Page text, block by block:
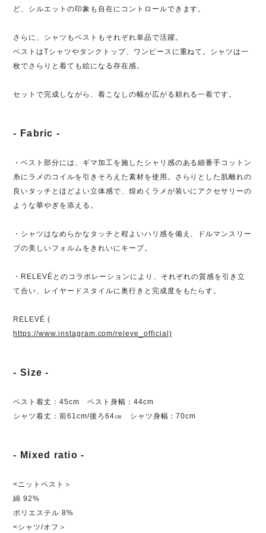
ど、シルエットの印象も自在にコントロールできます。
さらに、シャツもベストもそれぞれ単品で活躍。
ベストはTシャツやタンクトップ、ワンピースに重ねて。シャツは一
枚でさらりと着ても絵になる存在感。
セットで完成しながら、着こなしの幅が広がる頼れる一着です。
- Fabric -
・ベスト部分には、ギマ加工を施したシャリ感のある細番手コットン
糸にラメのコイルを引きそろえた素材を使用。さらりとした肌離れの
良いタッチとほどよい立体感で、煌めくラメが装いにアクセサリーの
ような華やぎを添える。
・シャツはなめらかなタッチと程よいハリ感を備え、ドルマンスリー
ブの美しいフォルムをきれいにキープ。
・RELEVÉとのコラボレーションにより、それぞれの質感を引き立
て合い、レイヤードスタイルに奥行きと完成度をもたらす。
RELEVÉ (
https://www.instagram.com/releve_official)
- Size -
ベスト着丈：45cm ベスト身幅：44cm
シャツ着丈：前61cm/後ろ64㎝ シャツ身幅：70cm
- Mixed ratio -
<ニットベスト＞
綿 92%
ポリエステル 8%
<シャツ/オフ＞